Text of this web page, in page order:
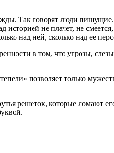
Так говорят люди пишущие.
не плачет, не
над ней, сколько над ее
в том, что угрозы,
позволяет только
решеток, которые ломают